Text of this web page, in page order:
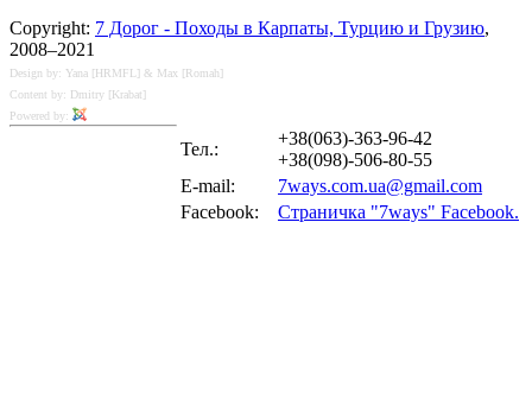
Copyright: 7 Дорог - Походы в Карпаты, Турцию и Грузию,
2008–2021
Design by: Yana [HRMFL] & Max [Romah]
Content by: Dmitry [Krabat]
Powered by:
Тел.:
+38(063)-363-96-42
+38(098)-506-80-55
E-mail:
7ways.com.ua@gmail.com
Facebook:
Страничка "7ways" Facebook.